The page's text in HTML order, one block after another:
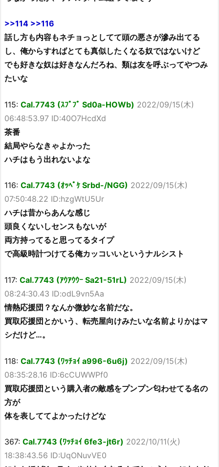
>>114 >>116
話し方も内容もネチョっとしてて頭の悪さが滲み出てる
し、俺からすればとても真似したくなる奴ではないけど
でも好きな奴は好きなんだろね、類は友を呼ぶってやつみ
たいな
115: Cal.7743 (ｽﾌﾟﾌﾟ Sd0a-HOWb) 2022/09/15(木)
06:48:53.97 ID:40O7HcdXd
茶番
結局やらなきゃよかった
ハチはもう出れないよな
116: Cal.7743 (ｵｯﾍﾟｹ Srbd-/NGG) 2022/09/15(木)
07:50:48.22 ID:hzgWtU5Ur
ハチは昔からあんな感じ
頭良くないしセンスもないが
両方持ってると思ってるタイプ
で高級時計つけてる俺カッコいいというナルシスト
117: Cal.7743 (ｱｳｱｳｳｰ Sa21-51rL) 2022/09/15(木)
08:24:30.43 ID:odL9vn5Aa
情熱応援団？なんか微妙な名前だな。
買取応援団とかいう、転売屋向けみたいな名前よりかはマ
シだけど…。
118: Cal.7743 (ﾜｯﾁｮｲ a996-6u6j) 2022/09/15(木)
08:35:28.16 ID:6cCUWWPf0
買取応援団という購入者の敵感をプンプン匂わせてる名の
方が
体を表しててよかったけどな
367: Cal.7743 (ﾜｯﾁｮｲ 6fe3-jt6r) 2022/10/11(火)
18:38:43.56 ID:UqONuvVE0